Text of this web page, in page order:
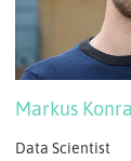
Markus
Data Scientist